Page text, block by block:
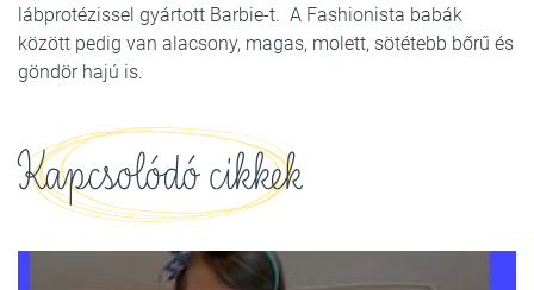
lábprotézissel gyártott Barbie-t. A Fashionista babák
között pedig van alacsony, magas, molett, sötétebb bőrű és
göndör hajú is.
Kapcsolódó cikkek